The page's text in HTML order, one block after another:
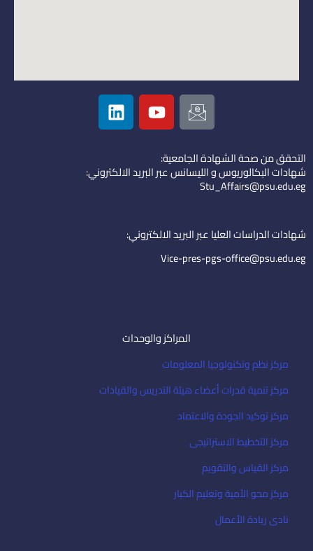
I
c
o
n
-
e
i
l
Y
o
u
u
b
L
i
n
e
d
التحقق من صحة الشهادة الجامعية:
شهادات البكالوريوس و الليسانس عبر البريد الالكتروني:
Stu_Affairs@psu.edu.eg
شهادات الدراسات العليا عبر البريد الالكتروني:
Vice-pres-pgs-office@psu.edu.eg
المراكز والوحدات
مركز نظم وتكنولوجيا المعلومات
مركز تنمية قدرات أعضاء هيئة التدريس والقيادات
مركز توكيد الجودة والاعتماد
مركز التخطيط الاستراتيجى
مركز القياس والتقويم
مركز محو الأمية وتعليم الكبار
نادى ريادة الأعمال